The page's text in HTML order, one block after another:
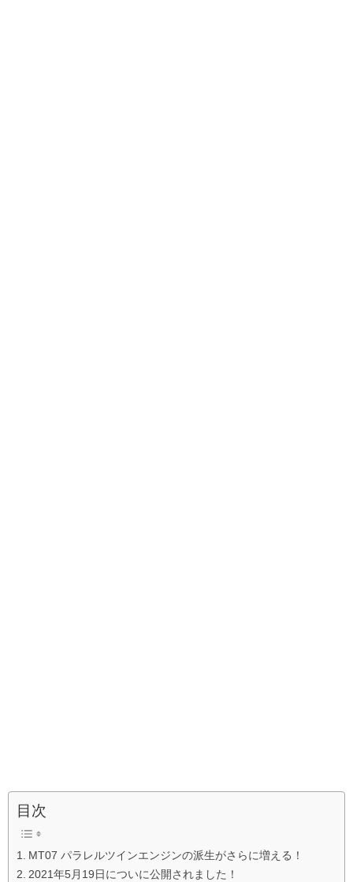
目次
MT07 パラレルツインエンジンの派生がさらに増える！
2021年5月19日についに公開されました！